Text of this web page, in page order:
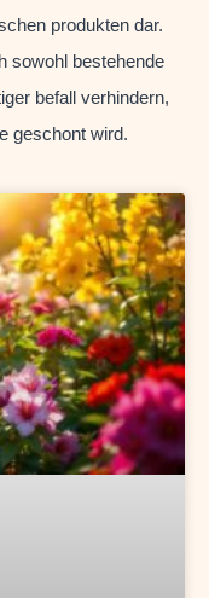
produkten dar.
sowohl bestehende
befall verhindern,
geschont wird.